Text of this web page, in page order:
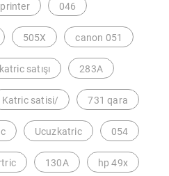
046
505X canon 051
katric satışı 283A
Katric satisi/ 731 qara
Ucuzkatric 054
130A hp 49x